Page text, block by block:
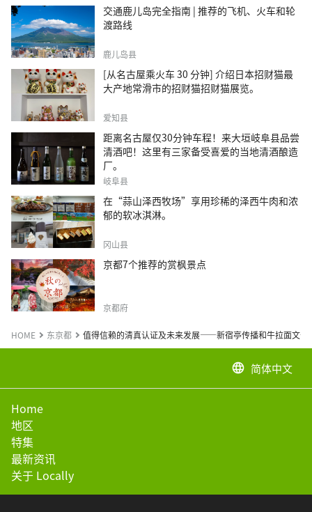
交通鹿儿岛完全指南 | 推荐的飞机、火车和轮
渡路线
鹿儿岛县
[从名古屋乘火车 30 分钟] 介绍日本招财猫最
大产地常滑市的招财猫招财猫展览。
爱知县
距离名古屋仅30分钟车程！来大垣岐阜县品尝
清酒吧！这里有三家备受喜爱的当地清酒酿造
厂。
岐阜县
在“蒜山泽西牧场”享用珍稀的泽西牛肉和浓
郁的软冰淇淋。
冈山县
京都7个推荐的赏枫景点
京都府
HOME 东京都 值得信赖的清真认证及未来发展——新宿亭传播和牛拉面文化
language 简体中文
Home
地区
特集
最新资讯
关于 Locally